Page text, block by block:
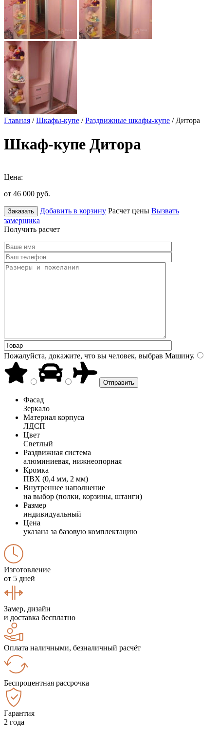
Главная /Шкафы-купе /Раздвижные шкафы-купе / Дитора
Шкаф-купе Дитора
Цена:
от 46 000 руб.
Заказать Добавить в корзину Расчет цены Вызвать
замерщика
Получить расчет
Пожалуйста, докажите, что вы человек, выбрав Машину.
Фасад
Зеркало
Материал корпуса
ЛДСП
Цвет
Светлый
Раздвижная система
алюминиевая, нижнеопорная
Кромка
ПВХ (0,4 мм, 2 мм)
Внутреннее наполнение
на выбор (полки, корзины, штанги)
Размер
индивидуальный
Цена
указана за базовую комплектацию
Изготовление
от 5 дней
Замер, дизайн
и доставка бесплатно
Оплата наличными, безналичный расчёт
Беспроцентная рассрочка
Гарантия
2 года